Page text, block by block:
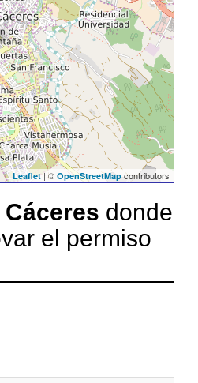
Leaflet| © OpenStreetMap contributors
Cáceres donde
el permiso